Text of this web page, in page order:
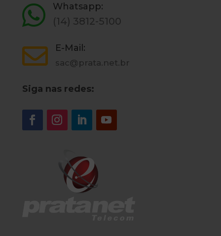
 Whatsapp:
(14) 3812-5100
 E-Mail:
sac@prata.net.br
Siga nas redes: